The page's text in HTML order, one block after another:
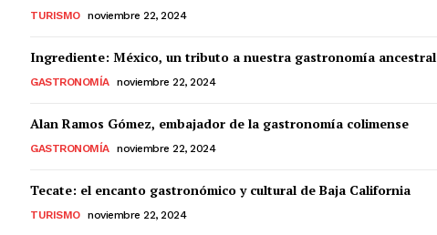
TURISMO noviembre 22, 2024
Ingrediente: México, un tributo a nuestra gastronomía ancestral
GASTRONOMÍA noviembre 22, 2024
Alan Ramos Gómez, embajador de la gastronomía colimense
GASTRONOMÍA noviembre 22, 2024
Tecate: el encanto gastronómico y cultural de Baja California
TURISMO noviembre 22, 2024